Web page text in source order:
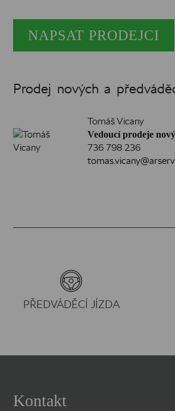
NAPSAT PRODEJCI
Prodej nových a
Tomáš Vicany
Vedoucí prodeje
736 798 236
PŘEDVÁDĚCÍ JÍZDA
Kontakt